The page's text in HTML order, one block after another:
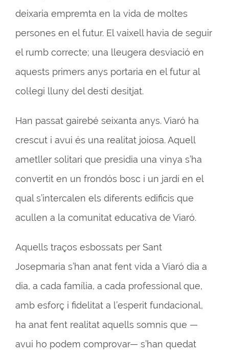
deixaria empremta en la vida de moltes
persones en el futur. El vaixell havia de seguir
el rumb correcte; una lleugera desviació en
aquests primers anys portaria en el futur al
col·legi lluny del destí desitjat.
Han passat gairebé seixanta anys. Viaró ha
crescut i avui és una realitat joiosa. Aquell
ametller solitari que presidia una vinya s’ha
convertit en un frondós bosc i un jardí en el
qual s’intercalen els diferents edificis que
acullen a la comunitat educativa de Viaró.
Aquells traços esbossats per Sant
Josepmaria s’han anat fent vida a Viaró dia a
dia, a cada família, a cada professional que,
amb esforç i fidelitat a l’esperit fundacional,
ha anat fent realitat aquells somnis que —
avui ho podem comprovar— s’han quedat